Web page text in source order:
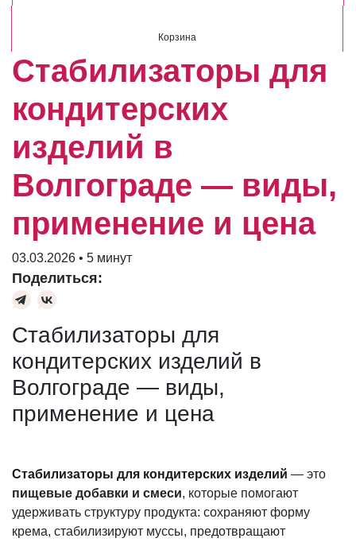
Корзина
Стабилизаторы для
кондитерских
изделий в
Волгограде — виды,
применение и цена
03.03.2026 • 5 минут
Поделиться:
Стабилизаторы для
кондитерских изделий в
Волгограде — виды,
применение и цена
Стабилизаторы для кондитерских изделий — это
пищевые добавки и смеси, которые помогают
удерживать структуру продукта: сохраняют форму
крема, стабилизируют муссы, предотвращают